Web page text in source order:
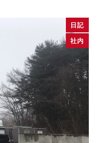
日記
社内